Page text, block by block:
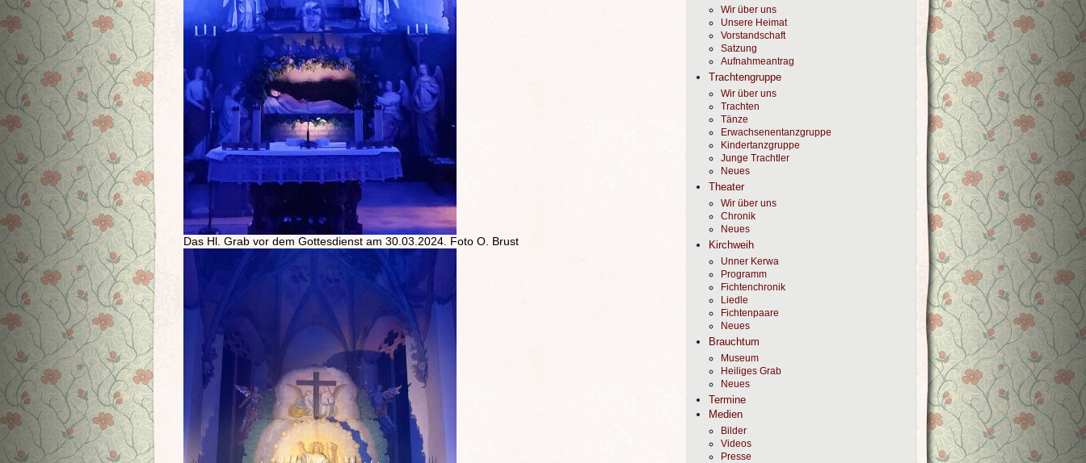
Das Hl. Grab vor dem Gottesdienst am 30.03.2024. Foto O. Brust
Wir über uns
Unsere Heimat
Vorstandschaft
Satzung
Aufnahmeantrag
Trachtengruppe
Wir über uns
Trachten
Tänze
Erwachsenentanzgruppe
Kindertanzgruppe
Junge Trachtler
Neues
Theater
Wir über uns
Chronik
Neues
Kirchweih
Unner Kerwa
Programm
Fichtenchronik
Liedle
Fichtenpaare
Neues
Brauchtum
Museum
Heiliges Grab
Neues
Termine
Medien
Bilder
Videos
Presse